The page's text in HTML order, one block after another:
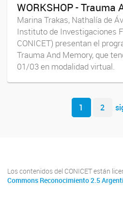
WORKSHOP - Trauma
Marina Trakas, Nathalía de
Instituto de Investigaciones
CONICET) presentan el
Trauma And Memory, que
01/03 en modalidad virtual.
Navegador de
1 2
Los contenidos del CONICET están
Commons Reconocimiento 2.5